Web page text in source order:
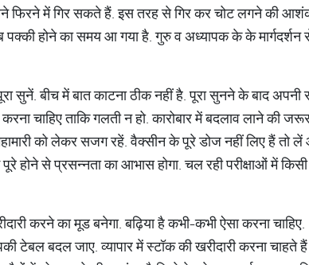
फिरने में गिर सकते हैं. इस तरह से गिर कर चोट लगने की
होने का समय आ गया है. गुरु व अध्यापक के के मार्गदर्शन
सुनें. बीच में बात काटना ठीक नहीं है. पूरा सुनने के बाद अपनी
चाहिए ताकि गलती न हो. कारोबार में बदलाव लाने
को लेकर सजग रहें. वैक्सीन के पूरे डोज नहीं लिए हैं तो
होने से प्रसन्नता का आभास होगा. चल रही परीक्षाओं में
करने का मूड बनेगा. बढ़िया है कभी-कभी ऐसा करना
टेबल बदल जाए. व्यापार में स्टॉक की खरीदारी करना